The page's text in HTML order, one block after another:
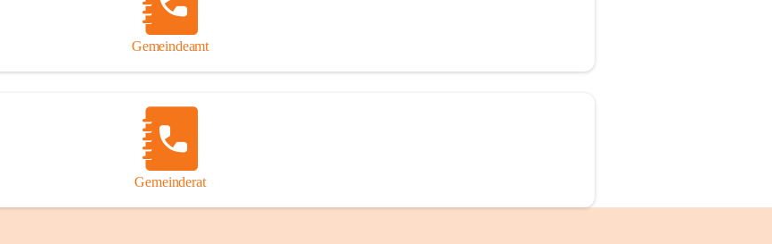
Gemeindeamt
Gemeinderat